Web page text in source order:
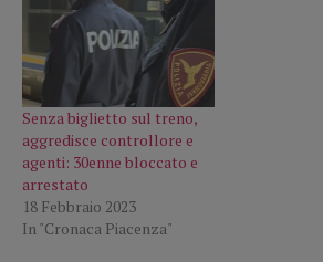
Senza biglietto sul treno,
aggredisce controllore e
agenti: 30enne bloccato e
arrestato
18 Febbraio 2023
In "Cronaca Piacenza"